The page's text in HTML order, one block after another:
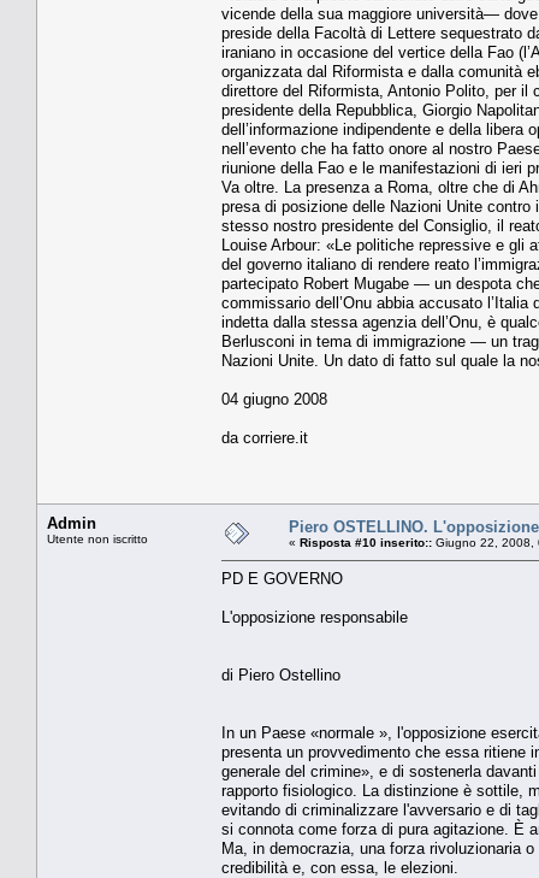
vicende della sua maggiore università—
preside della Facoltà di Lettere sequestrato
iraniano in occasione del vertice della Fao
organizzata dal Riformista e dalla comunità
direttore del Riformista, Antonio Polito, per
presidente della Repubblica, Giorgio
dell’informazione indipendente e della
nell’evento che ha fatto onore al nostro
riunione della Fao e le manifestazioni di ieri
Va oltre. La presenza a Roma, oltre che di
presa di posizione delle Nazioni Unite
stesso nostro presidente del Consiglio, il
Louise Arbour: «Le politiche repressive e gli
del governo italiano di rendere reato
partecipato Robert Mugabe — un despota
commissario dell’Onu abbia accusato
indetta dalla stessa agenzia dell’Onu, è
Berlusconi in tema di immigrazione — un
Nazioni Unite. Un dato di fatto sul quale la
04 giugno 2008
da corriere.it
Admin
Utente non iscritto
Piero OSTELLINO.
« Risposta #10 inserito:: Giugno 22, 2008,
PD E GOVERNO
L'opposizione responsabile
di Piero Ostellino
In un Paese «normale », l'opposizione
presenta un provvedimento che essa ritiene
generale del crimine», e di sostenerla
rapporto fisiologico. La distinzione è sottile,
evitando di criminalizzare l'avversario e di
si connota come forza di pura agitazione. È
Ma, in democrazia, una forza rivoluzionaria
credibilità e, con essa, le elezioni.